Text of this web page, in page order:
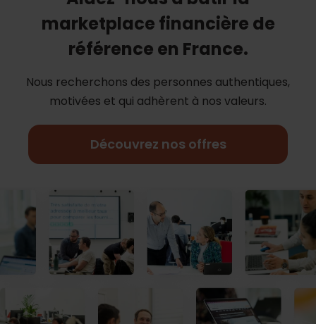
marketplace financière de
référence en France.
Nous recherchons des personnes authentiques,
motivées et qui adhèrent à nos valeurs.
Découvrez nos offres